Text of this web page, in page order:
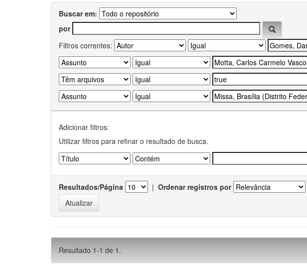
Buscar em:
por
Filtros correntes:
Adicionar filtros:
Utilizar filtros para refinar o resultado de busca.
Resultados/Página | Ordenar registros por
Resultado 1-1 de 1.